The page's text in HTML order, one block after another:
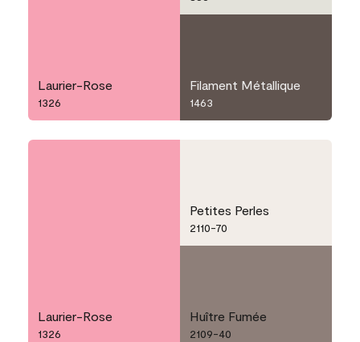
Laurier-Rose
1326
Filament Métallique
1463
Laurier-Rose
1326
Petites Perles
2110-70
Huître Fumée
2109-40